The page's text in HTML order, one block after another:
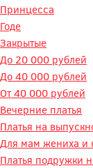
Принцесса
Годе
Закрытые
До 20 000 рублей
До 40 000 рублей
От 40 000 рублей
Вечерние платья
Платья на
Для мам жениха и
Платья подружки